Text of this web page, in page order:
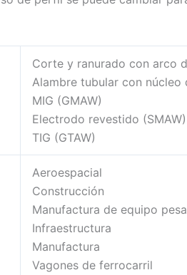
Corte y ranurado con arco
Alambre tubular con núcleo
MIG (GMAW)
Electrodo revestido (SMAW)
TIG (GTAW)
Aeroespacial
Construcción
Manufactura de equipo
Infraestructura
Manufactura
Vagones de ferrocarril